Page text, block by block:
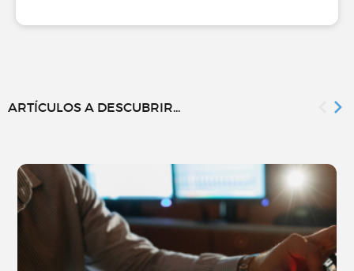
ARTÍCULOS A DESCUBRIR...